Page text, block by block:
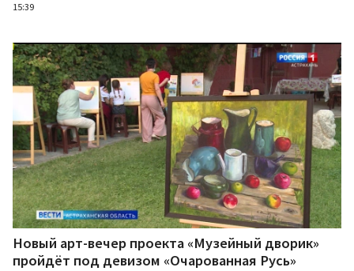
15:39
Новый арт-вечер проекта «Музейный дворик»
пройдёт под девизом «Очарованная Русь»